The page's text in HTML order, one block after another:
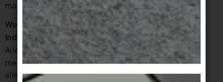
machen und dranbleiben.
Welche Veränderung wünschen Sie sich von
Industrie, Planern, Politik – von uns allen?
Alle dürfen sich in ihrem Rahmen ändern. Neulich
meinte jemand, ich könne nicht erwarten, dass
alle Menschen intrinsisch motiviert sind. Das sehe